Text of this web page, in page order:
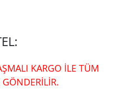
KARGO İLE TÜM
GÖNDERİLİR.